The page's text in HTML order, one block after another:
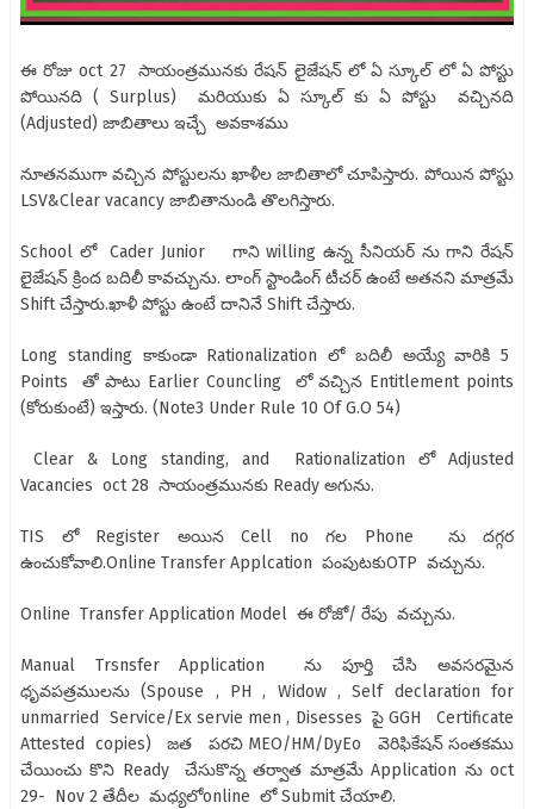
ఈ రోజు oct 27 సాయంత్రమునకు రేషన్ లైజేషన్ లో ఏ స్కూల్ లో ఏ పోస్టు
పోయినది ( Surplus) మరియుకు ఏ స్కూల్ కు ఏ పోస్టు వచ్చినది
(Adjusted) జాబితాలు ఇచ్చే అవకాశము
నూతనముగా వచ్చిన పోస్టులను ఖాళీల జాబితాలో చూపిస్తారు. పోయిన పోస్టు
LSV&Clear vacancy జాబితానుండి తొలగిస్తారు.
School లో Cader Junior గాని willing ఉన్న సీనియర్ ను గాని రేషన్
లైజేషన్ క్రింద బదిలీ కావచ్చును. లాంగ్ స్టాండింగ్ టీచర్ ఉంటే అతనని మాత్రమే
Shift చేస్తారు.ఖాళీ పోస్టు ఉంటే దానినే Shift చేస్తారు‌.
Long standing కాకుండా Rationalization లో బదిలీ అయ్యే వారికి 5
Points తో పాటు Earlier Councling లో వచ్చిన Entitlement points
(కోరుకుంటే) ఇస్తారు. (Note3 Under Rule 10 Of G.O 54)
Clear & Long standing, and Rationalization లో Adjusted
Vacancies oct 28 సాయంత్రమునకు Ready అగును.
TIS లో Register అయిన Cell no గల Phone ను దగ్గర
ఉంచుకోవాలి.Online Transfer Applcation పంపుటకుOTP వచ్చును.
Online Transfer Application Model ఈ రోజో/ రేపు వచ్చును.
Manual Trsnsfer Application ను పూర్తి చేసి అవసరమైన
ధృవపత్రములను (Spouse , PH , Widow , Self declaration for
unmarried Service/Ex servie men , Disesses పై GGH Certificate
Attested copies) జత పరచి MEO/HM/DyEo వెరిఫికేషన్ సంతకము
చేయించు కొని Ready చేసుకొన్న తర్వాత మాత్రమే Application ను oct
29- Nov 2 తేదీల మధ్యలోonline లో Submit చేయాలి.